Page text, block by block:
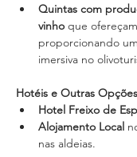
Quintas com
vinho que
proporcionando
imersiva no
Hotéis e Outras Opções
Hotel Freixo de
Alojamento Local
nas aldeias.